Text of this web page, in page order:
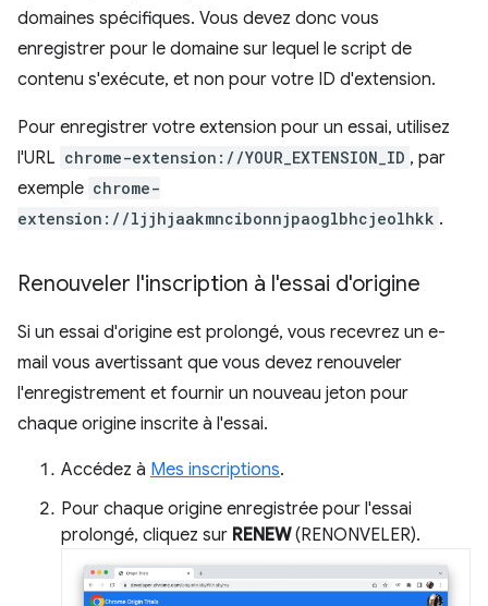
domaines spécifiques. Vous devez donc vous
enregistrer pour le domaine sur lequel le script de
contenu s'exécute, et non pour votre ID d'extension.
Pour enregistrer votre extension pour un essai, utilisez
l'URL chrome-extension://YOUR_EXTENSION_ID , par
exemple chrome-
extension://ljjhjaakmncibonnjpaoglbhcjeolhkk .
Renouveler l'inscription à l'essai d'origine
Si un essai d'origine est prolongé, vous recevrez un e-
mail vous avertissant que vous devez renouveler
l'enregistrement et fournir un nouveau jeton pour
chaque origine inscrite à l'essai.
Accédez à Mes inscriptions.
Pour chaque origine enregistrée pour l'essai
prolongé, cliquez sur RENEW(RENONVELER).